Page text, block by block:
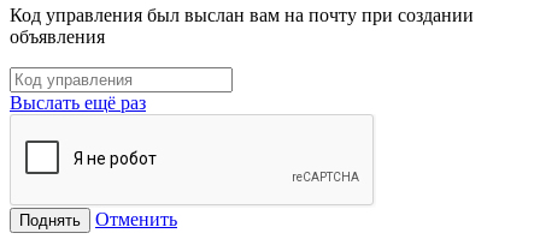
Код управления был выслан вам на почту при создании
объявления
Выслать ещё раз
Поднять Отменить